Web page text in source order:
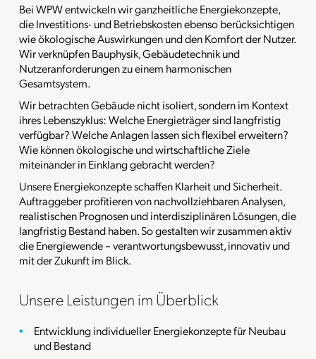
Bei WPW entwickeln wir ganzheitliche Energiekonzepte,
die Investitions- und Betriebskosten ebenso berücksichtigen
wie ökologische Auswirkungen und den Komfort der Nutzer.
Wir verknüpfen Bauphysik, Gebäudetechnik und
Nutzeranforderungen zu einem harmonischen
Gesamtsystem.
Wir betrachten Gebäude nicht isoliert, sondern im Kontext
ihres Lebenszyklus: Welche Energieträger sind langfristig
verfügbar? Welche Anlagen lassen sich flexibel erweitern?
Wie können ökologische und wirtschaftliche Ziele
miteinander in Einklang gebracht werden?
Unsere Energiekonzepte schaffen Klarheit und Sicherheit.
Auftraggeber profitieren von nachvollziehbaren Analysen,
realistischen Prognosen und interdisziplinären Lösungen, die
langfristig Bestand haben. So gestalten wir zusammen aktiv
die Energiewende – verantwortungsbewusst, innovativ und
mit der Zukunft im Blick.
Unsere Leistungen im Überblick
Entwicklung individueller Energiekonzepte für Neubau
und Bestand